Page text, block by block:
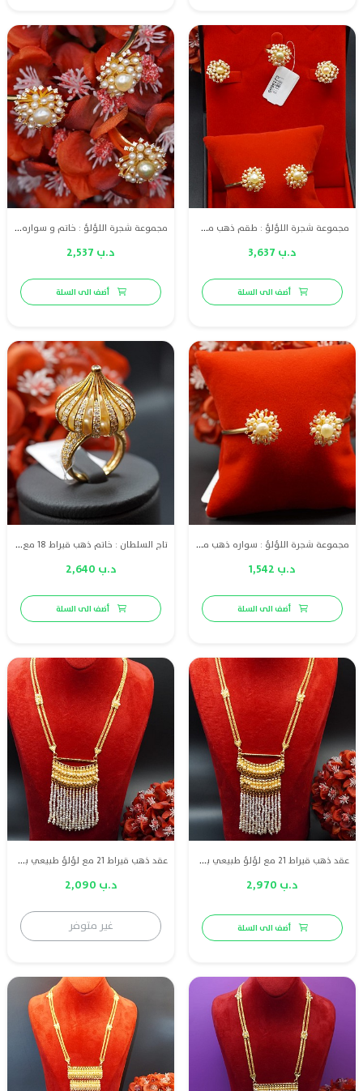
مجموعة شجرة اللؤلؤ : طقم ذهب مع لؤلؤ طبيعي بحريني والماس عالي الجودة
د.ب 3,637
أضف الى السلة
مجموعة شجرة اللؤلؤ : خاتم و سواره ذهب مع لؤلؤ طبيعي بحريني والماس عالي الجودة
د.ب 2,537
أضف الى السلة
مجموعة شجرة اللؤلؤ : سواره ذهب مع لؤلؤ طبيعي بحريني والماس عالي الجودة
د.ب 1,542
أضف الى السلة
تاج السلطان : خاتم ذهب قيراط 18 مع لؤلؤ طبيعي بحريني والماس
د.ب 2,640
أضف الى السلة
عقد ذهب قيراط 21 مع لؤلؤ طبيعي بحريني
د.ب 2,970
أضف الى السلة
عقد ذهب قيراط 21 مع لؤلؤ طبيعي بحريني
د.ب 2,090
غير متوفر